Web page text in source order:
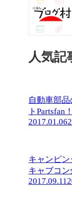
人気記
自動車部
トPartsfan
2017.01.06
キャンピン
キャブコ
2017.09.11